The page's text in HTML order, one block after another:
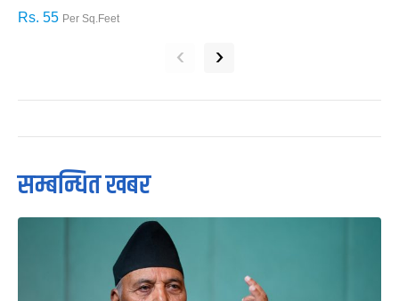
Rs. 55 Per Sq.Feet
‹ ›
सम्बन्धित खबर